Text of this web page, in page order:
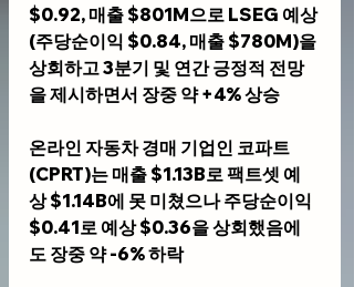
$0.92, 매출 $801M으로 LSEG 예상
(주당순이익 $0.84, 매출 $780M)을
상회하고 3분기 및 연간 긍정적 전망
을 제시하면서 장중 약 +4% 상승
온라인 자동차 경매 기업인 코파트
(CPRT)는 매출 $1.13B로 팩트셋 예
상 $1.14B에 못 미쳤으나 주당순이익
$0.41로 예상 $0.36을 상회했음에
도 장중 약 -6% 하락